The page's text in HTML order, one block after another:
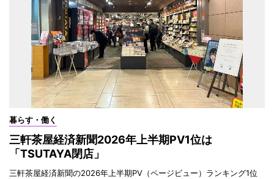
暮らす・働く
三軒茶屋経済新聞2026年上半期PV1位は
「TSUTAYA閉店」
三軒茶屋経済新聞の2026年上半期PV（ページビュー）ランキング1位